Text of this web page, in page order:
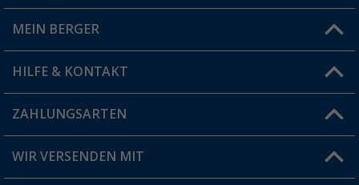
Filiale finden
MEIN BERGER
Vorteilskarte
Blog
Jobs & Karriere
HILFE & KONTAKT
FAQ & Kontakt
Versandinformationen
ZAHLUNGSARTEN
WIR VERSENDEN MIT